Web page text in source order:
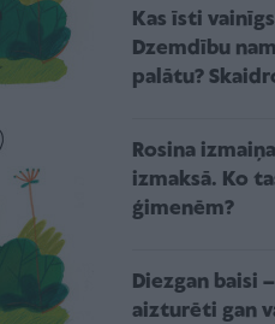
Kas īsti
Dzemdību
palātu?
Rosina
izmaksā. Ko
ģimenēm?
Diezgan baisi
aizturēti gan